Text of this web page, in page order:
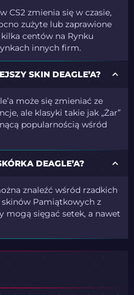
CS2 zmienia się w czasie,
zużyte lub zaprawione
centów na Rynku
innych firm.
SKIN DEAGLE’A?
może się zmieniać ze
ale klasyki takie jak „Żar”
popularnością wśród
DEAGLE’A?
znaleźć wśród rzadkich
Pamiątkowych z
mogą sięgać setek, a nawet